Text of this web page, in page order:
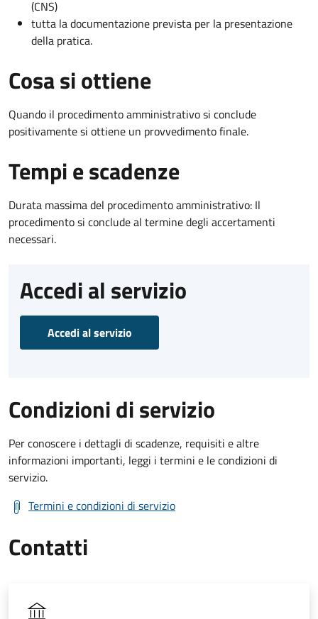
(CNS)
tutta la documentazione prevista per la presentazione
della pratica.
Cosa si ottiene
Quando il procedimento amministrativo si conclude
positivamente si ottiene un provvedimento finale.
Tempi e scadenze
Durata massima del procedimento amministrativo: Il
procedimento si conclude al termine degli accertamenti
necessari.
Accedi al servizio
Accedi al servizio
Condizioni di servizio
Per conoscere i dettagli di scadenze, requisiti e altre
informazioni importanti, leggi i termini e le condizioni di
servizio.
Termini e condizioni di servizio
Contatti